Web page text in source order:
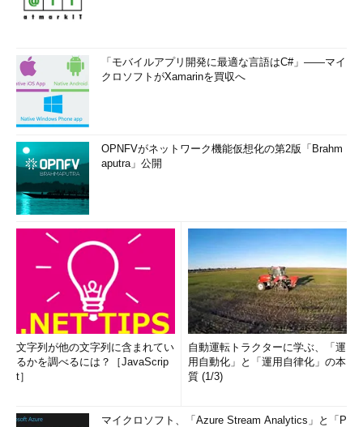
「モバイルアプリ開発に最適な言語はC#」――マイ
クロソフトがXamarinを買収へ
OPNFVがネットワーク機能仮想化の第2版「Brahm
aputra」公開
文字列が他の文字列に含まれてい
るかを調べるには？［JavaScrip
t］
自動運転トラクターに学ぶ、「運
用自動化」と「運用自律化」の本
質 (1/3)
マイクロソフト、「Azure Stream Analytics」と「P